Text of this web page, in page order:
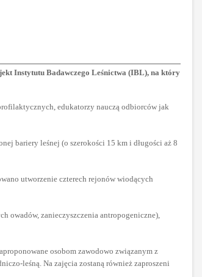
Instytutu Badawczego Leśnictwa (IBL), na który
edukatorzy nauczą odbiorców jak
bariery leśnej (o szerokości 15 km i długości aż 8
utworzenie czterech rejonów wiodących
owadów, zanieczyszczenia antropogeniczne),
osobom zawodowo związanym z
leśną. Na zajęcia zostaną również zaproszeni